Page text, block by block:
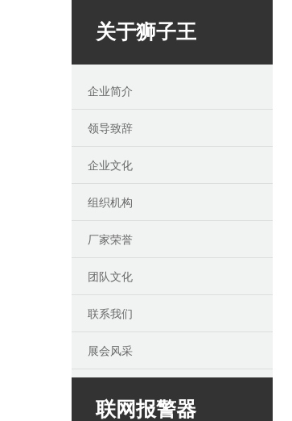
关于狮子王
企业简介
领导致辞
企业文化
组织机构
厂家荣誉
团队文化
联系我们
展会风采
联网报警器